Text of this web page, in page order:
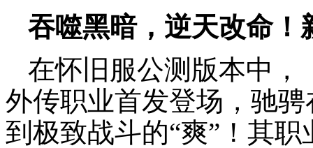
吞噬黑暗，逆天改命！
在怀旧服公测版本中，
外传职业首发登场，驰
到极致战斗的“爽”！其